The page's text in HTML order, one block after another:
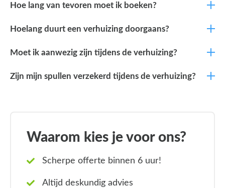
Hoe lang van tevoren moet ik boeken?
Hoelang duurt een verhuizing doorgaans?
Moet ik aanwezig zijn tijdens de verhuizing?
Zijn mijn spullen verzekerd tijdens de verhuizing?
Waarom kies je voor ons?
Scherpe offerte binnen 6 uur!
Altijd deskundig advies